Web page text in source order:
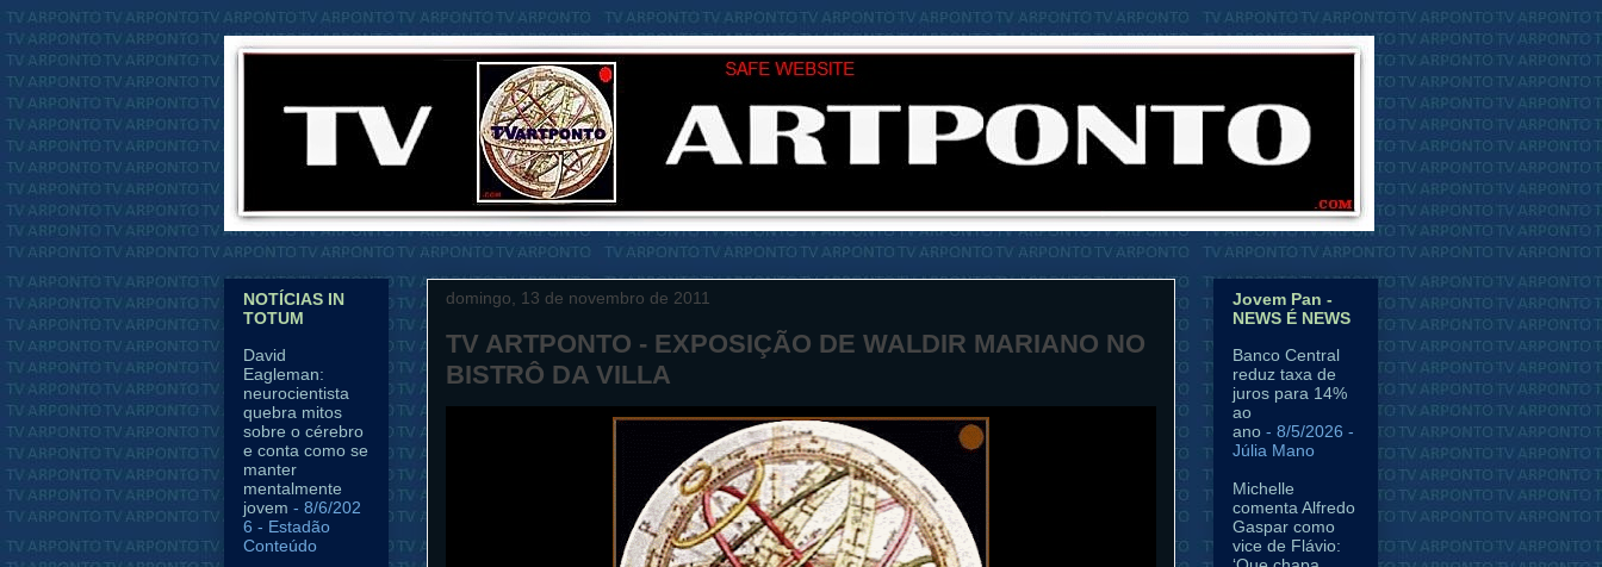
domingo, 13 de novembro de 2011
TV ARTPONTO - EXPOSIÇÃO DE WALDIR MARIANO NO
BISTRÔ DA VILLA
NOTÍCIAS IN
TOTUM
David
Eagleman:
neurocientista
quebra mitos
sobre o cérebro
e conta como se
manter
mentalmente
jovem - 8/6/202
6 - Estadão
Conteúdo
Jovem Pan -
NEWS É NEWS
Banco Central
reduz taxa de
juros para 14%
ao
ano - 8/5/2026 -
Júlia Mano
Michelle
comenta Alfredo
Gaspar como
vice de Flávio: